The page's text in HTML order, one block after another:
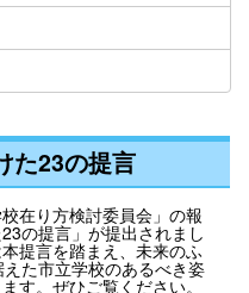
た23の提言
在り方検討委員会」の報
の提言」が提出されまし
提言を踏まえ、未来のふ
た市立学校のあるべき姿
す。ぜひご覧ください。